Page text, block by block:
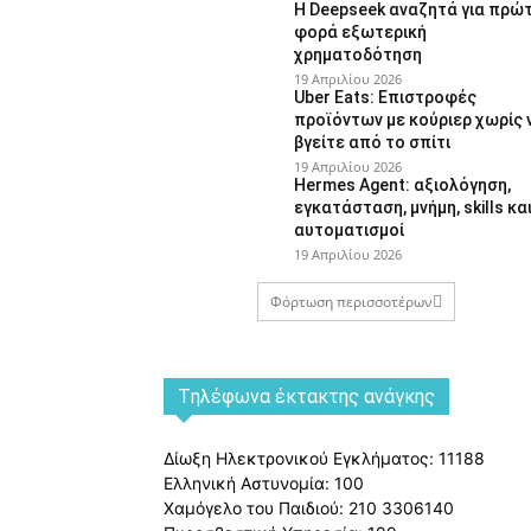
Η Deepseek αναζητά για
φορά εξωτερική
χρηματοδότηση
19 Απριλίου 2026
Uber Eats: Επιστροφές
προϊόντων με κούριερ χωρίς
βγείτε από το σπίτι
19 Απριλίου 2026
Hermes Agent: αξιολόγηση,
εγκατάσταση, μνήμη, skills και
αυτοματισμοί
19 Απριλίου 2026
Φόρτωση περισσοτέρων
Tηλέφωνα έκτακτης ανάγκης
Δίωξη Ηλεκτρονικού Εγκλήματος: 11188
Ελληνική Αστυνομία: 100
Χαμόγελο του Παιδιού: 210 3306140